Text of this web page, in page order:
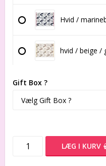
Hvid /
hvid / beige /
Gift Box ?
LÆG I KURV